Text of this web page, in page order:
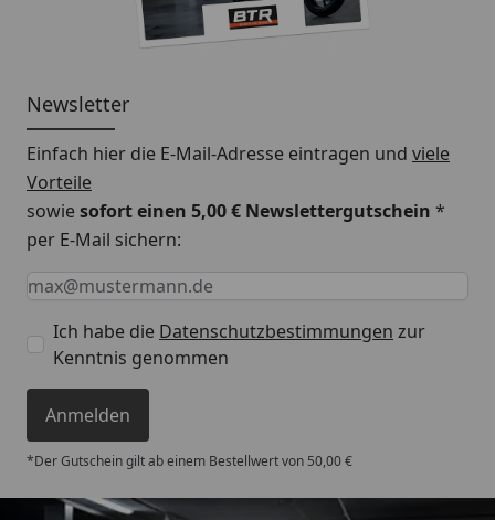
Newsletter
Einfach hier die E-Mail-Adresse eintragen und viele
Vorteile
sowiesofort einen 5,00 € Newslettergutschein *
per E-Mail sichern:
Keine Eingabe erforderlich
Eingabe erforderlich
E-Mail *
Ich habe die Datenschutzbestimmungen zur
Kenntnis genommen
Anmelden
*Der Gutschein gilt ab einem Bestellwert von 50,00 €